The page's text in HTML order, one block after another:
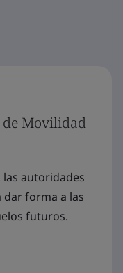
de Movilidad
autoridades
dar forma a las
futuros.